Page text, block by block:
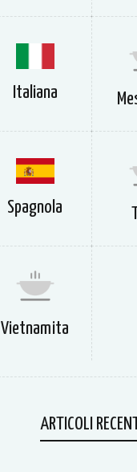
Italiana
Spagnola
Vietnamita
ARTICOLI